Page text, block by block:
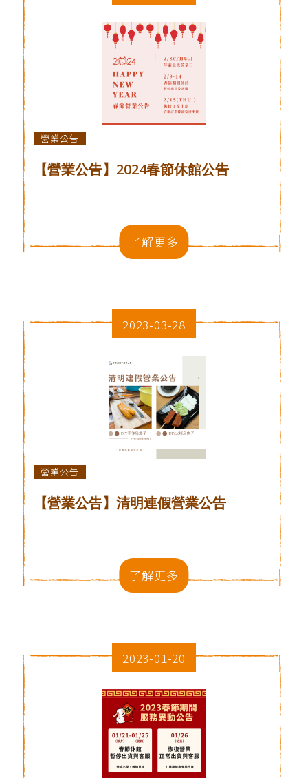
營業公告
【營業公告】2024春節休館公告
了解更多
2023-03-28
營業公告
【營業公告】清明連假營業公告
了解更多
2023-01-20